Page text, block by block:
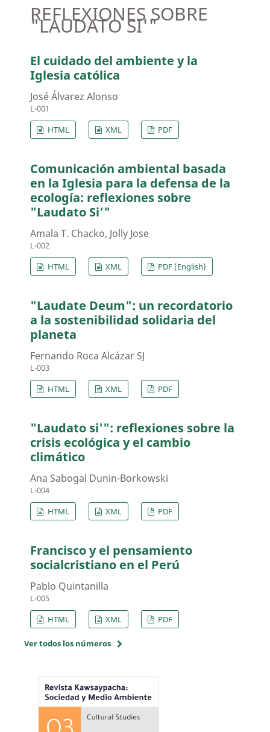
REFLEXIONES SOBRE
"LAUDATO SI'"
El cuidado del ambiente y la
Iglesia católica
José Álvarez Alonso
L-001
HTML
XML PDF
Comunicación ambiental basada
en la Iglesia para la defensa de la
ecología: reflexiones sobre
"Laudato Si’"
Amala T. Chacko, Jolly Jose
L-002
HTML
XML PDF (English)
"Laudate Deum": un recordatorio
a la sostenibilidad solidaria del
planeta
Fernando Roca Alcázar SJ
L-003
HTML
XML PDF
"Laudato si'": reflexiones sobre la
crisis ecológica y el cambio
climático
Ana Sabogal Dunin-Borkowski
L-004
HTML
XML PDF
Francisco y el pensamiento
socialcristiano en el Perú
Pablo Quintanilla
L-005
HTML
XML PDF
Ver todos los números